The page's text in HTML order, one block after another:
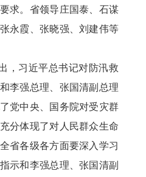
求。省领导庄国泰、石谋
永霞、张晓强、刘建伟等
，习近平总书记对防汛救
李强总理、张国清副总理
党中央、国务院对受灾群
分体现了对人民群众生命
省各级各方面要深入学习
示和李强总理、张国清副